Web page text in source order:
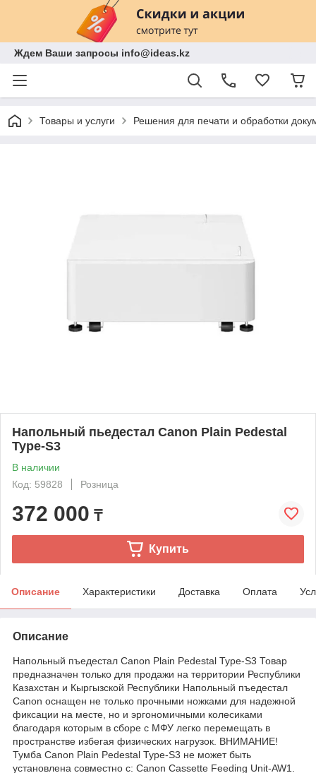
Ждем Ваши запросы info@ideas.kz
Товары и услуги Решения для печати и обработки
Напольный пьедестал Canon Plain Pedestal
Type-S3
В наличии
Код: 59828
Розница
372 000 ₸
Купить
Описание Характеристики Доставка Оплата
Описание
Напольный пъедестал Canon Plain Pedestal Type-S3 Товар
предназначен только для продажи на территории Республики
Казахстан и Кыргызской Республики Напольный пъедестал
Canon оснащен не только прочными ножками для надежной
фиксации на месте, но и эргономичными колесиками
благодаря которым в сборе с МФУ легко перемещать в
пространстве избегая физических нагрузок. ВНИМАНИЕ!
Тумба Canon Plain Pedestal Type-S3 не может быть
установлена совместно с: Canon Cassette Feeding Unit-AW1.